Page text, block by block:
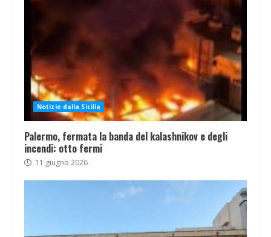
Notizie dalla Sicilia
Palermo, fermata la banda del kalashnikov e degli
incendi: otto fermi
11 giugno 2026